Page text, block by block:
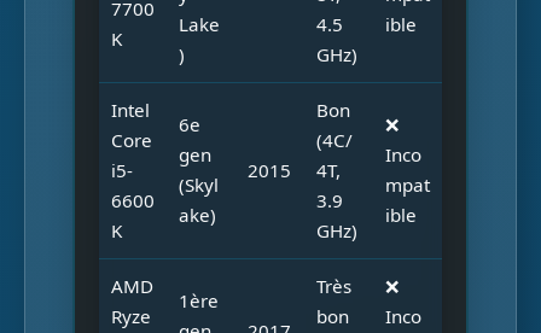
7700
K
Lake
)
4.5
GHz)
ible
Intel
Core
i5-
6600
K
6e
gen
(Skyl
ake)
2015
Bon
(4C/
4T,
3.9
GHz)
❌
Inco
mpat
ible
AMD
Ryze
1ère
Très
bon
❌
Inco